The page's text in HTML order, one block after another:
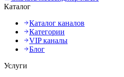
Каталог
Каталог каналов
Категории
VIP каналы
Блог
Услуги